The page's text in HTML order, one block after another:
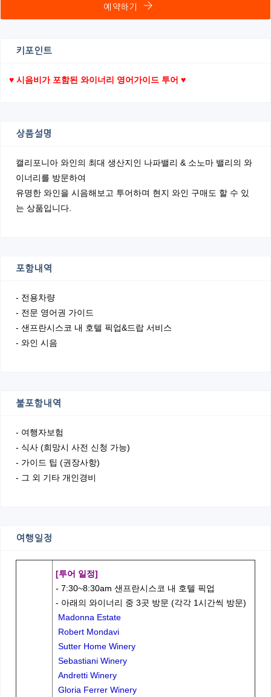
예약하기
키포인트
♥ 시음비가 포함된 와이너리 영어가이드 투어 ♥
상품설명
캘리포니아 와인의 최대 생산지인 나파밸리 & 소노마 밸리의 와
이너리를 방문하여
유명한 와인을 시음해보고 투어하며 현지 와인 구매도 할 수 있
는 상품입니다.
포함내역
- 전용차량
- 전문 영어권 가이드
- 샌프란시스코 내 호텔 픽업&드랍 서비스
- 와인 시음
불포함내역
- 여행자보험
- 식사 (희망시 사전 신청 가능)
- 가이드 팁 (권장사항)
- 그 외 기타 개인경비
여행일정
[투어 일정]
- 7:30~8:30am 샌프란시스코 내 호텔 픽업
- 아래의 와이너리 중 3곳 방문 (각각 1시간씩 방문)
Madonna Estate
Robert Mondavi
Sutter Home Winery
Sebastiani Winery
Andretti Winery
Gloria Ferrer Winery